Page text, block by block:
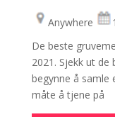
Anywhere
De beste
2021. Sjekk ut
begynne å samle
måte å tjene på